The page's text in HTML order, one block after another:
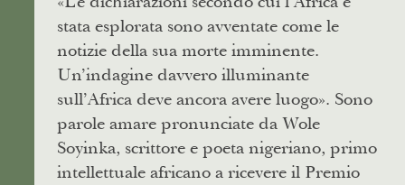
stata esplorata sono avventate come le
notizie della sua morte imminente.
Un’indagine davvero illuminante
sull’Africa deve ancora avere luogo». Sono
parole amare pronunciate da Wole
Soyinka, scrittore e poeta nigeriano, primo
intellettuale africano a ricevere il Premio